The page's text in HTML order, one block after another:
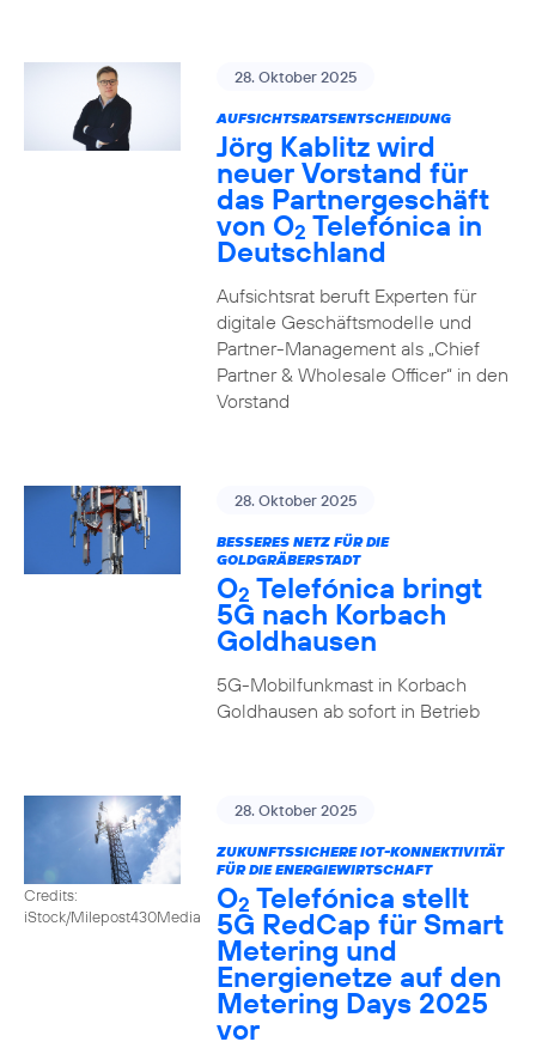
28. Oktober 2025
AUFSICHTSRATSENTSCHEIDUNG
Jörg Kablitz wird
neuer Vorstand für
das Partnergeschäft
von O2 Telefónica in
Deutschland
Aufsichtsrat beruft Experten für
digitale Geschäftsmodelle und
Partner-Management als „Chief
Partner & Wholesale Officer“ in den
Vorstand
28. Oktober 2025
BESSERES NETZ FÜR DIE
GOLDGRÄBERSTADT
O2 Telefónica bringt
5G nach Korbach
Goldhausen
5G-Mobilfunkmast in Korbach
Goldhausen ab sofort in Betrieb
Credits:
iStock/Milepost430Media
28. Oktober 2025
ZUKUNFTSSICHERE IOT-KONNEKTIVITÄT
FÜR DIE ENERGIEWIRTSCHAFT
O2 Telefónica stellt
5G RedCap für Smart
Metering und
Energienetze auf den
Metering Days 2025
vor